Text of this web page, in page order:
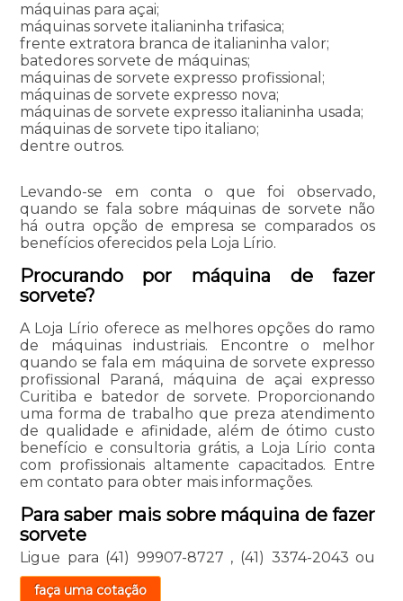
máquinas para açai;
máquinas sorvete italianinha trifasica;
frente extratora branca de italianinha valor;
batedores sorvete de máquinas;
máquinas de sorvete expresso profissional;
máquinas de sorvete expresso nova;
máquinas de sorvete expresso italianinha usada;
máquinas de sorvete tipo italiano;
dentre outros.
Levando-se em conta o que foi observado,
quando se fala sobre máquinas de sorvete não
há outra opção de empresa se comparados os
benefícios oferecidos pela Loja Lírio.
Procurando por máquina de fazer
sorvete?
A Loja Lírio oferece as melhores opções do ramo
de máquinas industriais. Encontre o melhor
quando se fala em máquina de sorvete expresso
profissional Paraná, máquina de açai expresso
Curitiba e batedor de sorvete. Proporcionando
uma forma de trabalho que preza atendimento
de qualidade e afinidade, além de ótimo custo
benefício e consultoria grátis, a Loja Lírio conta
com profissionais altamente capacitados. Entre
em contato para obter mais informações.
Para saber mais sobre máquina de fazer
sorvete
Ligue para (41) 99907-8727 , (41) 3374-2043 ou
faça uma cotação